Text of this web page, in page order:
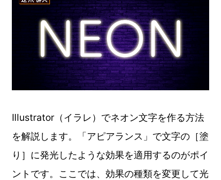
Illustrator（イラレ）でネオン文字を作る方法
を解説します。「アピアランス」で文字の［塗
り］に発光したような効果を適用するのがポイ
ントです。ここでは、効果の種類を変更して光